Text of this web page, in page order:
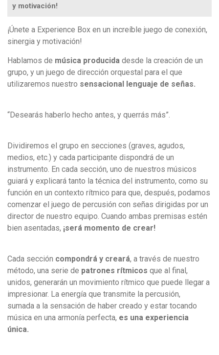
y motivación!
¡Únete a Experience Box en un increíble juego de conexión,
sinergia y motivación!
Hablamos de música producida desde la creación de un
grupo, y un juego de dirección orquestal para el que
utilizaremos nuestro sensacional lenguaje de señas.
“Desearás haberlo hecho antes, y querrás más”.
Dividiremos el grupo en secciones (graves, agudos,
medios, etc.) y cada participante dispondrá de un
instrumento. En cada sección, uno de nuestros músicos
guiará y explicará tanto la técnica del instrumento, como su
función en un contexto rítmico para que, después, podamos
comenzar el juego de percusión con señas dirigidas por un
director de nuestro equipo. Cuando ambas premisas estén
bien asentadas, ¡será momento de crear!
Cada sección compondrá y creará, a través de nuestro
método, una serie de patrones rítmicos que al final,
unidos, generarán un movimiento rítmico que puede llegar a
impresionar. La energía que transmite la percusión,
sumada a la sensación de haber creado y estar tocando
música en una armonía perfecta, es una experiencia
única.